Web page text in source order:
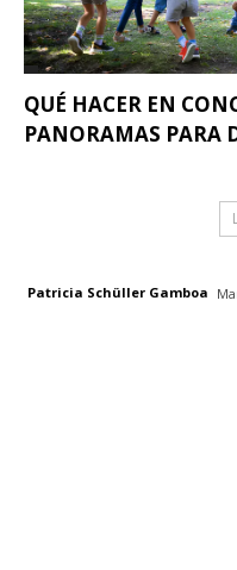
QUÉ HACER EN
PANORAMAS PARA
Patricia Schüller Gamboa